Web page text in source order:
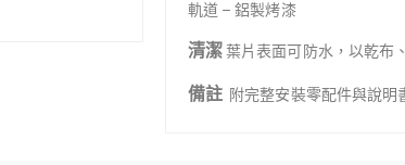
軌道 – 鋁製烤漆
清潔葉片表面可防水，以乾布
備註 附完整安裝零配件與說明